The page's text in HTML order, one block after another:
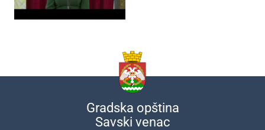
Gradska opština
Savski venac